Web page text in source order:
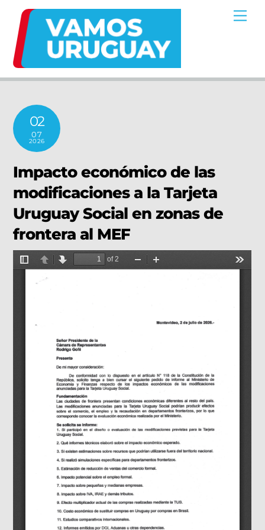
content
02
07
2026
Impacto económico de las
modificaciones a la Tarjeta
Uruguay Social en zonas de
frontera al MEF